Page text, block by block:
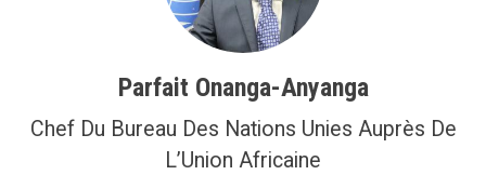
Parfait Onanga-Anyanga
Chef Du Bureau Des Nations Unies Auprès De
L’Union Africaine